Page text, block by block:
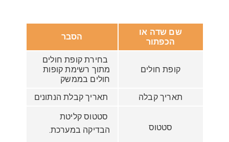
שם שדה או
הכפתור
הסבר
קופת חולים
בחירת קופת חולים
מתוך רשימת קופות
חולים בממשק
תאריך קבלה
תאריך קבלת הנתונים
סטטוס
סטטוס קליטת
הבדיקה במערכת.